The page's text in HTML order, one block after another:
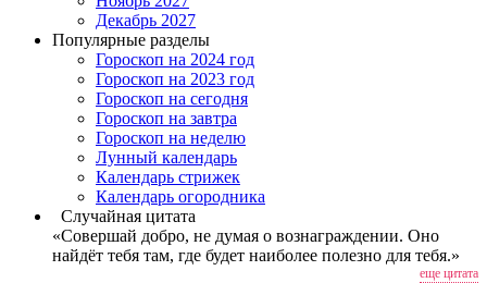
Декабрь 2027
Популярные разделы
Гороскоп на 2024 год
Гороскоп на 2023 год
Гороскоп на сегодня
Гороскоп на завтра
Гороскоп на неделю
Лунный календарь
Календарь стрижек
Календарь огородника
Случайная цитата
«Совершай добро, не думая о вознаграждении. Оно
найдёт тебя там, где будет наиболее полезно для тебя.»
еще цитата